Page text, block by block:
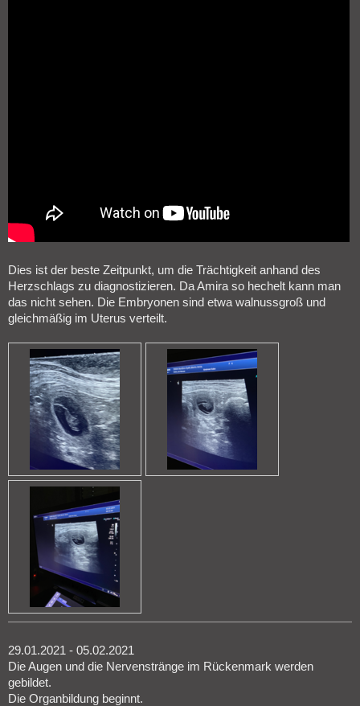
Dies ist der beste Zeitpunkt, um die Trächtigkeit anhand des
Herzschlags zu diagnostizieren. Da Amira so hechelt kann man
das nicht sehen. Die Embryonen sind etwa walnussgroß und
gleichmäßig im Uterus verteilt.
29.01.2021 - 05.02.2021
Die Augen und die Nervenstränge im Rückenmark werden
gebildet.
Die Organbildung beginnt.